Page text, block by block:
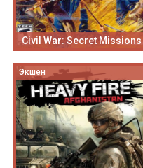
Civil War: Secret Missions
Экшен